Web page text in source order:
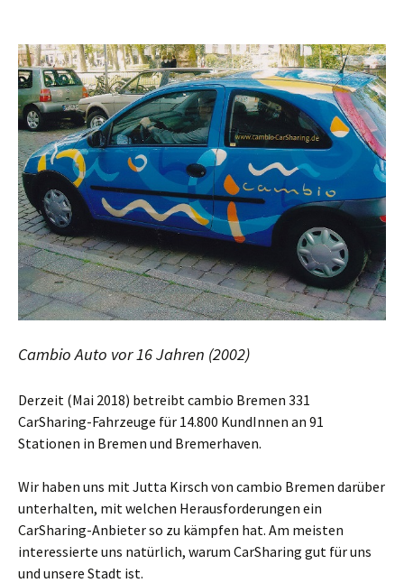
Cambio Auto vor 16 Jahren (2002)
Derzeit (Mai 2018) betreibt cambio Bremen 331
CarSharing-Fahrzeuge für 14.800 KundInnen an 91
Stationen in Bremen und Bremerhaven.
Wir haben uns mit Jutta Kirsch von cambio Bremen darüber
unterhalten, mit welchen Herausforderungen ein
CarSharing-Anbieter so zu kämpfen hat. Am meisten
interessierte uns natürlich, warum CarSharing gut für uns
und unsere Stadt ist.